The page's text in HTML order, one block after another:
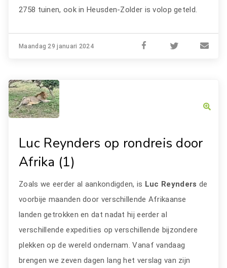
2758 tuinen, ook in Heusden-Zolder is volop geteld.
Maandag 29 januari 2024
Luc Reynders op rondreis door
Afrika (1)
Zoals we eerder al aankondigden, is Luc Reynders de
voorbije maanden door verschillende Afrikaanse
landen getrokken en dat nadat hij eerder al
verschillende expedities op verschillende bijzondere
plekken op de wereld ondernam. Vanaf vandaag
brengen we zeven dagen lang het verslag van zijn